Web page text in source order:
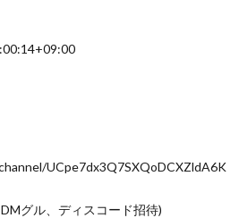
UCpe7dx3Q7SXQoDCXZldA6K
グル、ディスコード招待)